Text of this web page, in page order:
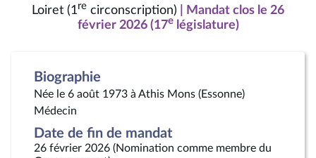
Loiret (1re circonscription)
| Mandat clos le 26
février 2026 (17elégislature)
Biographie
Née le 6 août 1973 à Athis Mons (Essonne)
Médecin
Date de fin de mandat
26 février 2026 (Nomination comme membre du